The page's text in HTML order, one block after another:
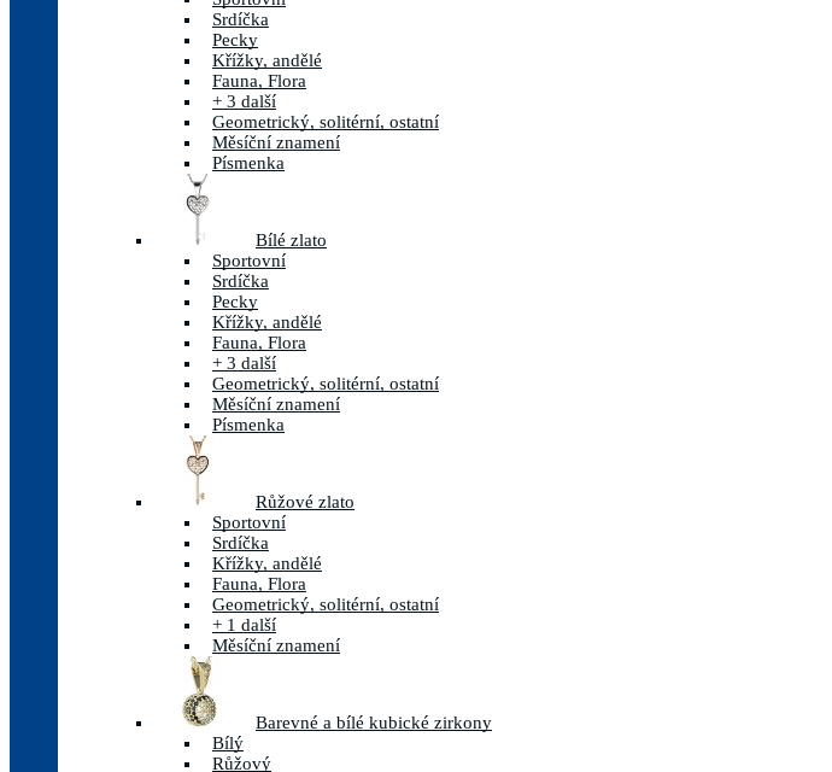
Srdíčka
Pecky
Křížky, andělé
Fauna, Flora
+ 3 další
Geometrický, solitérní, ostatní
Měsíční znamení
Písmenka
Bílé zlato
Sportovní
Srdíčka
Pecky
Křížky, andělé
Fauna, Flora
+ 3 další
Geometrický, solitérní, ostatní
Měsíční znamení
Písmenka
Růžové zlato
Sportovní
Srdíčka
Křížky, andělé
Fauna, Flora
Geometrický, solitérní, ostatní
+ 1 další
Měsíční znamení
Barevné a bílé kubické zirkony
Bílý
Růžový